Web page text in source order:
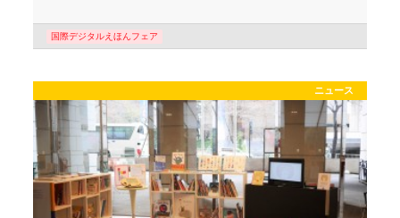
国際デジタルえほんフェア
ニュース